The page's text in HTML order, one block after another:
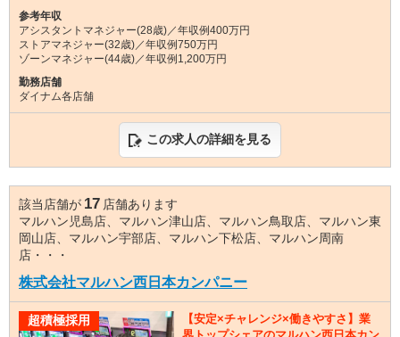
参考年収
アシスタントマネジャー(28歳)／年収例400万円
ストアマネジャー(32歳)／年収例750万円
ゾーンマネジャー(44歳)／年収例1,200万円
勤務店舗
ダイナム各店舗
この求人の詳細を見る
該当店舗が 17 店舗あります
マルハン児島店、マルハン津山店、マルハン鳥取店、マルハン東
岡山店、マルハン宇部店、マルハン下松店、マルハン周南
店・・・
株式会社マルハン西日本カンパニー
超積極採用
【安定×チャレンジ×働きやすさ】業